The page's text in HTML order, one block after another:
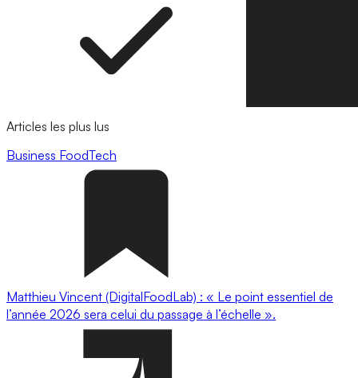
Articles les plus lus
Business FoodTech
Matthieu Vincent (DigitalFoodLab) : « Le point essentiel de
l’année 2026 sera celui du passage à l’échelle ».